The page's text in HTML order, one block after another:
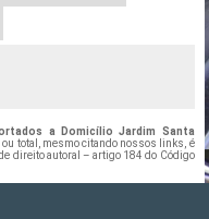
a Domicílio Jardim Santa
total, mesmo citando nossos links, é
direito autoral – artigo 184 do Código